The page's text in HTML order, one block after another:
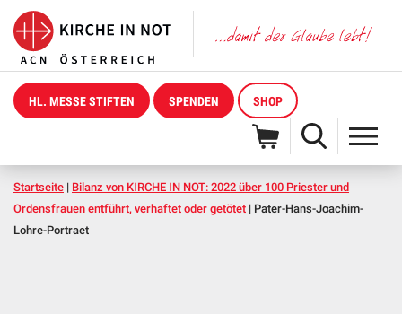
HL. MESSE STIFTEN SPENDEN SHOP
Startseite | Bilanz von KIRCHE IN NOT: 2022 über 100 Priester und
Ordensfrauen entführt, verhaftet oder getötet | Pater-Hans-Joachim-
Lohre-Portraet